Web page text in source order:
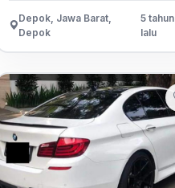
Depok, Jawa Barat,
Depok
5 tahun
lalu